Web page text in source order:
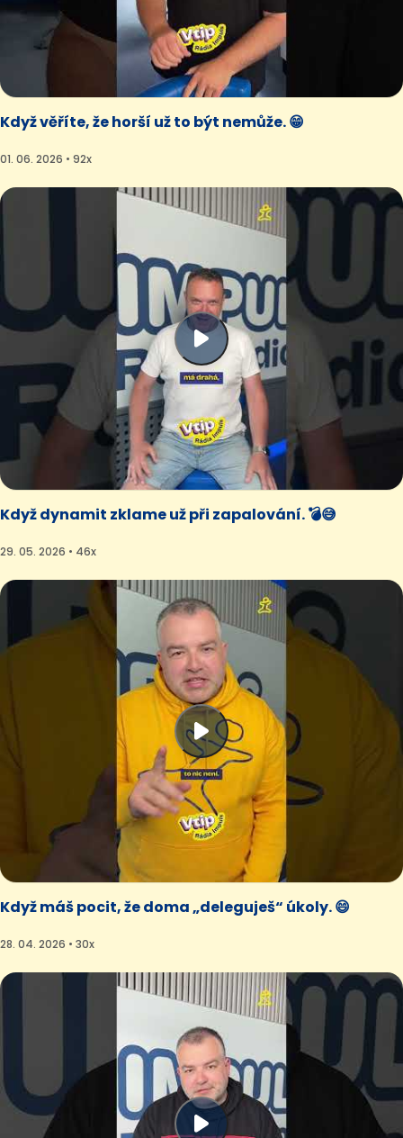
Když věříte, že horší už to být nemůže. 😁
01. 06. 2026 • 92x
Když dynamit zklame už při zapalování. 💣😅
29. 05. 2026 • 46x
Když máš pocit, že doma „deleguješ“ úkoly. 😄
28. 04. 2026 • 30x